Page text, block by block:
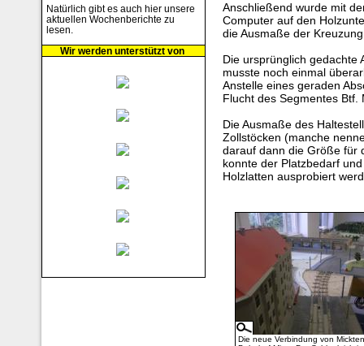
Anschließend wurde mit
Computer auf den
die Ausmaße der
Die ursprünglich gedachte
musste noch einmal
Anstelle eines geraden
Flucht des Segmentes Btf.
Die Ausmaße des
Zollstöcken (manche
darauf dann die Größe für
konnte der Platzbedarf
Holzlatten ausprobiert
Die neue Verbindung von
Natürlich gibt es auch hier unsere
aktuellen Wochenberichte zu
lesen.
Wir werden unterstützt von